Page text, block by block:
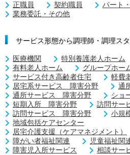
正職員 契約職員
パート
業務委託・その他
サービス形態から調理師・調理ス
医療機関 特別養護老人ホーム
有料老人ホーム
グループホー
サービス付き高齢者住宅
軽費
居宅系サービス 障害分野
通
通所サービス 障害分野
ショ
短期入所 障害分野
訪問サー
訪問サービス 障害分野
小規
地域包括ケアセンター
居宅介護支援（ケアマネジメント）
障がい者福祉関連
児童福祉関
障害児入所サービス
相談サー